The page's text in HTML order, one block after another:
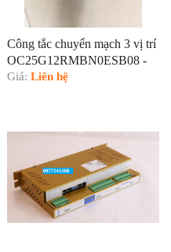
Công tắc chuyển mạch 3 vị trí
OC25G12RMBN0ESB08 -
ABB
Giá: Liên hệ